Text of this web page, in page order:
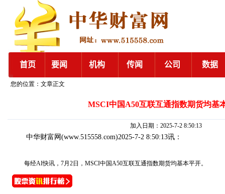
您的位置：文章正文
MSCI中国A50互联互通指数期货均基
加入日期：2025-7-2 8:50:13
中华财富网 (www.515558.com)2025-7-2 8:50:13讯：
每经AI快讯，7月2日，MSCI中国A50互联互通指数期货均基本平开。